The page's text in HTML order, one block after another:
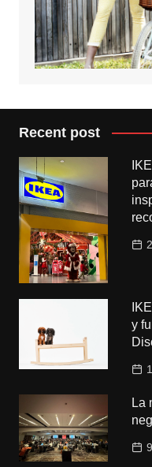
Recent post
y
La